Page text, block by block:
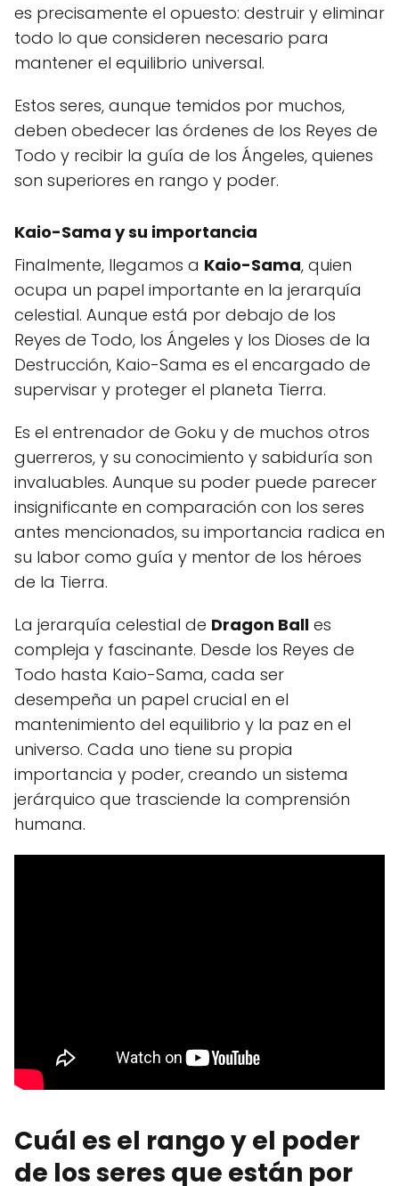
es precisamente el opuesto: destruir y eliminar
todo lo que consideren necesario para
mantener el equilibrio universal.
Estos seres, aunque temidos por muchos,
deben obedecer las órdenes de los Reyes de
Todo y recibir la guía de los Ángeles, quienes
son superiores en rango y poder.
Kaio-Sama y su importancia
Finalmente, llegamos a Kaio-Sama, quien
ocupa un papel importante en la jerarquía
celestial. Aunque está por debajo de los
Reyes de Todo, los Ángeles y los Dioses de la
Destrucción, Kaio-Sama es el encargado de
supervisar y proteger el planeta Tierra.
Es el entrenador de Goku y de muchos otros
guerreros, y su conocimiento y sabiduría son
invaluables. Aunque su poder puede parecer
insignificante en comparación con los seres
antes mencionados, su importancia radica en
su labor como guía y mentor de los héroes
de la Tierra.
La jerarquía celestial de Dragon Ball es
compleja y fascinante. Desde los Reyes de
Todo hasta Kaio-Sama, cada ser
desempeña un papel crucial en el
mantenimiento del equilibrio y la paz en el
universo. Cada uno tiene su propia
importancia y poder, creando un sistema
jerárquico que trasciende la comprensión
humana.
Cuál es el rango y el poder
de los seres que están por